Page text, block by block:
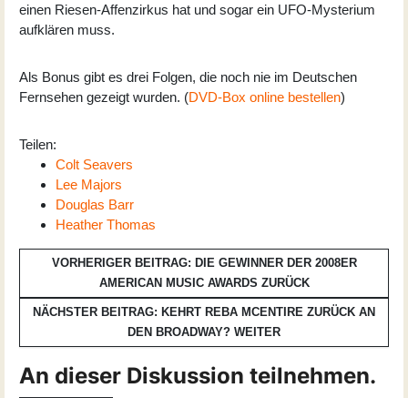
einen Riesen-Affenzirkus hat und sogar ein UFO-Mysterium
aufklären muss.
Als Bonus gibt es drei Folgen, die noch nie im Deutschen
Fernsehen gezeigt wurden. (DVD-Box online bestellen)
Teilen:
Colt Seavers
Lee Majors
Douglas Barr
Heather Thomas
VORHERIGER BEITRAG: DIE GEWINNER DER 2008ER
AMERICAN MUSIC AWARDS ZURÜCK
NÄCHSTER BEITRAG: KEHRT REBA MCENTIRE ZURÜCK AN
DEN BROADWAY? WEITER
An dieser Diskussion teilnehmen.